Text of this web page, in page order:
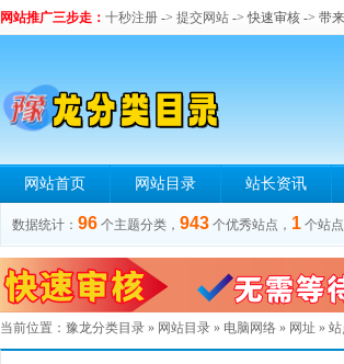
网站推广三步走： 十秒注册 -> 提交网站 -> 快速审核 -> 带
网站首页 网站目录 站长资讯
数据统计： 96 个主题分类， 943 个优秀站点， 1 个站
当前位置： 豫龙分类目录 » 网站目录 » 电脑网络 » 网址 »